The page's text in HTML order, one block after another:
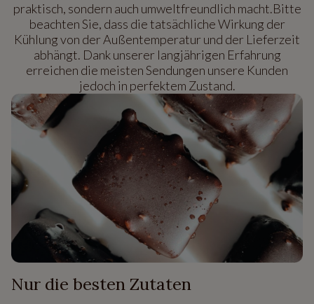
praktisch, sondern auch umweltfreundlich macht.Bitte
beachten Sie, dass die tatsächliche Wirkung der
Kühlung von der Außentemperatur und der Lieferzeit
abhängt. Dank unserer langjährigen Erfahrung
erreichen die meisten Sendungen unsere Kunden
jedoch in perfektem Zustand.
Nur die besten Zutaten